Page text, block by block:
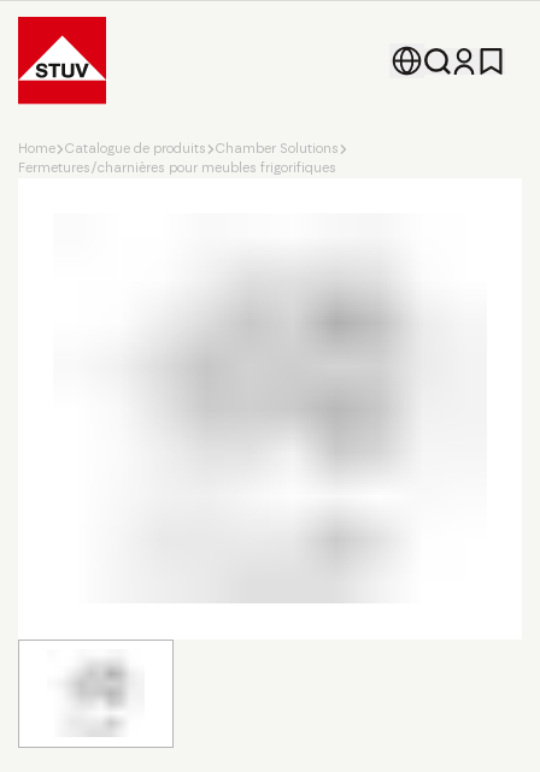
Go To the Homepage
Home Catalogue de produits
Chamber Solutions
Fermetures/charnières pour meubles frigorifiques